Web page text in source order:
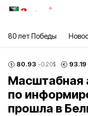
80 лет Победы
80.93 -0.20$ 93.19
Масштабная
по
прошла в